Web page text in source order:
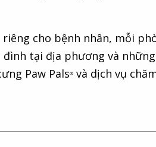
riêng cho bệnh nhân, mỗi
tại địa phương và
Paw Pals® và dịch vụ